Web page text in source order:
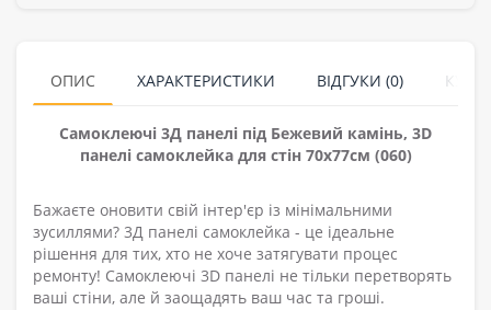
ОПИС ХАРАКТЕРИСТИКИ ВІДГУКИ (0)
Самоклеючі 3Д панелі під Бежевий камінь, 3D
панелі самоклейка для стін 70х77см (060)
Бажаєте оновити свій інтер'єр із мінімальними
зусиллями? 3Д панелі самоклейка - це ідеальне
рішення для тих, хто не хоче затягувати процес
ремонту! Самоклеючі 3D панелі не тільки перетворять
ваші стіни, але й заощадять ваш час та гроші.